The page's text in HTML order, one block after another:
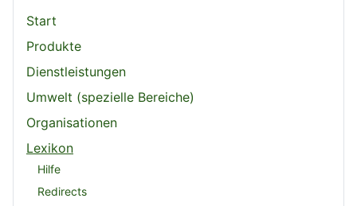
Start
Produkte
Dienstleistungen
Umwelt (spezielle Bereiche)
Organisationen
Lexikon
Hilfe
Redirects